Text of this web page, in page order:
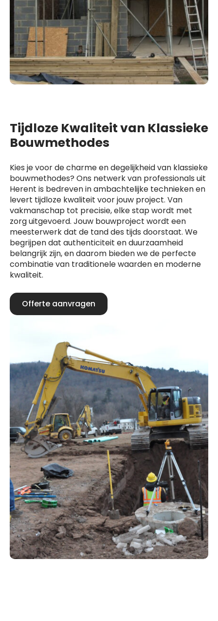
Tijdloze Kwaliteit van Klassieke
Bouwmethodes
Kies je voor de charme en degelijkheid van klassieke
bouwmethodes? Ons netwerk van professionals uit
Herent is bedreven in ambachtelijke technieken en
levert tijdloze kwaliteit voor jouw project. Van
vakmanschap tot precisie, elke stap wordt met
zorg uitgevoerd. Jouw bouwproject wordt een
meesterwerk dat de tand des tijds doorstaat. We
begrijpen dat authenticiteit en duurzaamheid
belangrijk zijn, en daarom bieden we de perfecte
combinatie van traditionele waarden en moderne
kwaliteit.
Offerte aanvragen